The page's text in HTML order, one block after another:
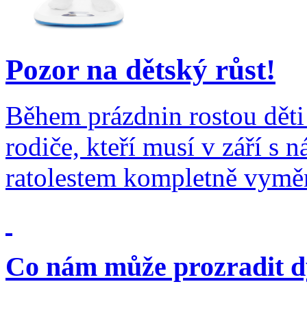
Pozor na dětský růst!
Během prázdnin rostou
rodiče, kteří musí v září s
ratolestem kompletně
Co nám může prozradit